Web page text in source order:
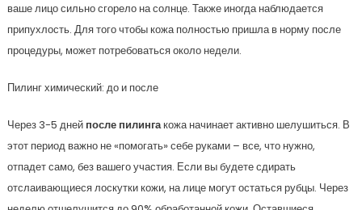
ваше лицо сильно сгорело на солнце. Также иногда наблюдается
припухлость. Для того чтобы кожа полностью пришла в норму после
процедуры, может потребоваться около недели.
Пилинг химический: до и после
Через 3-5 дней после пилингакожа начинает активно шелушиться. В
этот период важно не «помогать» себе руками – все, что нужно,
отпадет само, без вашего участия. Если вы будете сдирать
отслаивающиеся лоскутки кожи, на лице могут остаться рубцы. Через